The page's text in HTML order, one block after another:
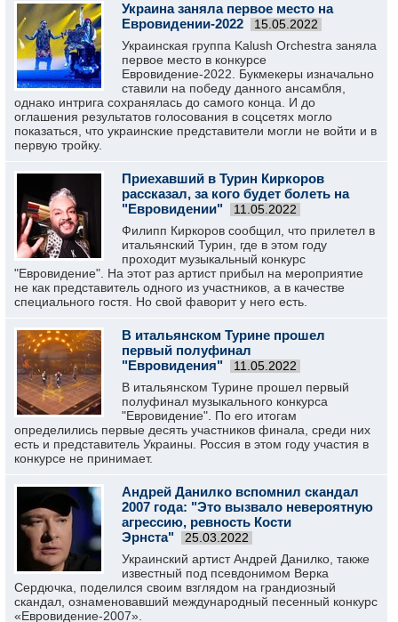
Украина заняла первое место на
Евровидении-2022
15.05.2022
Украинская группа Kalush Orchestra заняла
первое место в конкурсе
Евровидение-2022. Букмекеры изначально
ставили на победу данного ансамбля,
однако интрига сохранялась до самого конца. И до
оглашения результатов голосования в соцсетях могло
показаться, что украинские представители могли не войти и в
первую тройку.
Приехавший в Турин Киркоров
рассказал, за кого будет болеть на
"Евровидении"
11.05.2022
Филипп Киркоров сообщил, что прилетел в
итальянский Турин, где в этом году
проходит музыкальный конкурс
"Евровидение". На этот раз артист прибыл на мероприятие
не как представитель одного из участников, а в качестве
специального гостя. Но свой фаворит у него есть.
В итальянском Турине прошел
первый полуфинал
"Евровидения"
11.05.2022
В итальянском Турине прошел первый
полуфинал музыкального конкурса
"Евровидение". По его итогам
определились первые десять участников финала, среди них
есть и представитель Украины. Россия в этом году участия в
конкурсе не принимает.
Андрей Данилко вспомнил скандал
2007 года: "Это вызвало невероятную
агрессию, ревность Кости
Эрнста"
25.03.2022
Украинский артист Андрей Данилко, также
известный под псевдонимом Верка
Сердючка, поделился своим взглядом на грандиозный
скандал, ознаменовавший международный песенный конкурс
«Евровидение-2007».